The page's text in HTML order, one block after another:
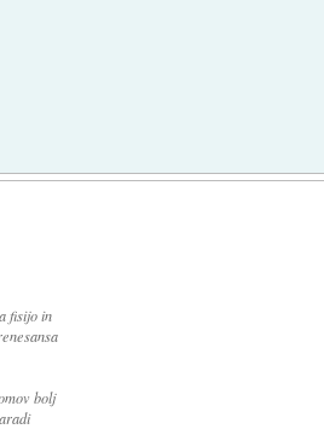
fisijo in
bolj